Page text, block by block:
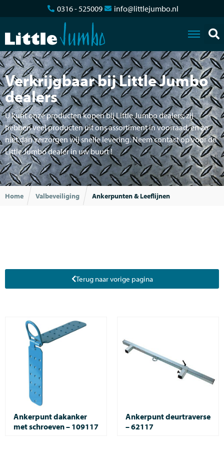
0316 - 525009 info@littlejumbo.nl
Verkrijgbaar bij Little Jumbo
dealers
U kunt onze producten kopen bij Little Jumbo dealers; zij
hebben veel producten uit ons assortiment in voorraad, en zo
niet dan verzorgen wij snelle levering. Neem contact op voor de
Little Jumbo dealer in uw buurt !
Home Valbeveiliging Ankerpunten & Leeflijnen
Terug naar vorige pagina
Ankerpunt dakanker
met schroeven – 109117
Ankerpunt deurtraverse
– 62117